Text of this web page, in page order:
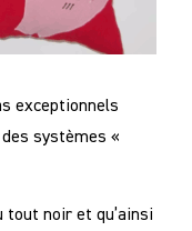
exceptionnels
systèmes «
tout noir et qu’ainsi